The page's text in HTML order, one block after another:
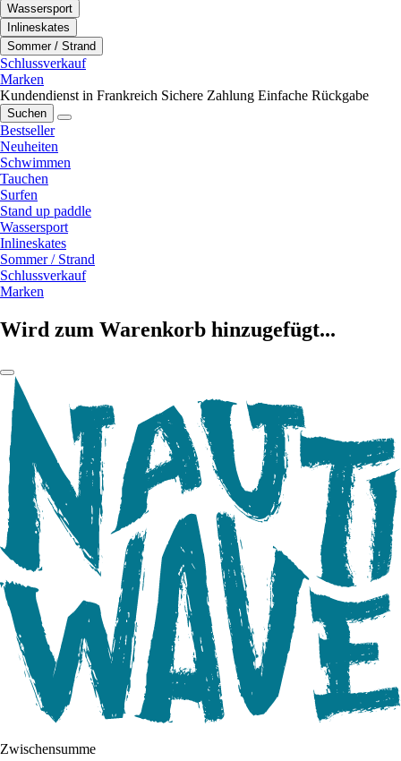
Wassersport
Inlineskates
Sommer / Strand
Schlussverkauf
Marken
Kundendienst in Frankreich Sichere Zahlung Einfache Rückgabe
Suchen
Bestseller
Neuheiten
Schwimmen
Tauchen
Surfen
Stand up paddle
Wassersport
Inlineskates
Sommer / Strand
Schlussverkauf
Marken
Wird zum Warenkorb hinzugefügt...
Zwischensumme